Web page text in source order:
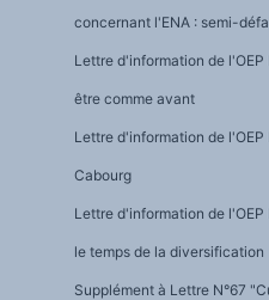
concernant l'ENA : semi-
Lettre d'information de l'OEP
être comme avant
Lettre d'information de
Cabourg
Lettre d'information de
le temps de la diversification
Supplément à Lettre N°67